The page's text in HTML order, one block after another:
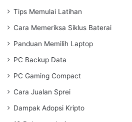
Tips Memulai Latihan
Cara Memeriksa Siklus Baterai
Panduan Memilih Laptop
PC Backup Data
PC Gaming Compact
Cara Jualan Sprei
Dampak Adopsi Kripto